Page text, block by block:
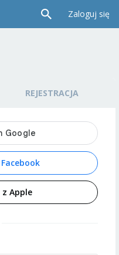
Zaloguj się
REJESTRACJA
Apple